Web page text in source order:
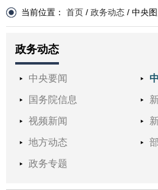
当前位置： 首页 / 政务动态 / 中央
政务动态
中央要闻
国务院信息
视频新闻
地方动态
政务专题